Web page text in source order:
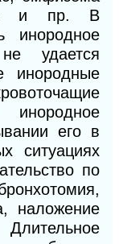
и пр. В
инородное
удается
инородные
инородное
его в
ситуациях
по
наложение